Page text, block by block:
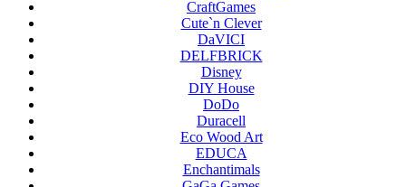
CraftGames
Cute`n Clever
DaVICI
DELFBRICK
Disney
DIY House
DoDo
Duracell
Eco Wood Art
EDUCA
Enchantimals